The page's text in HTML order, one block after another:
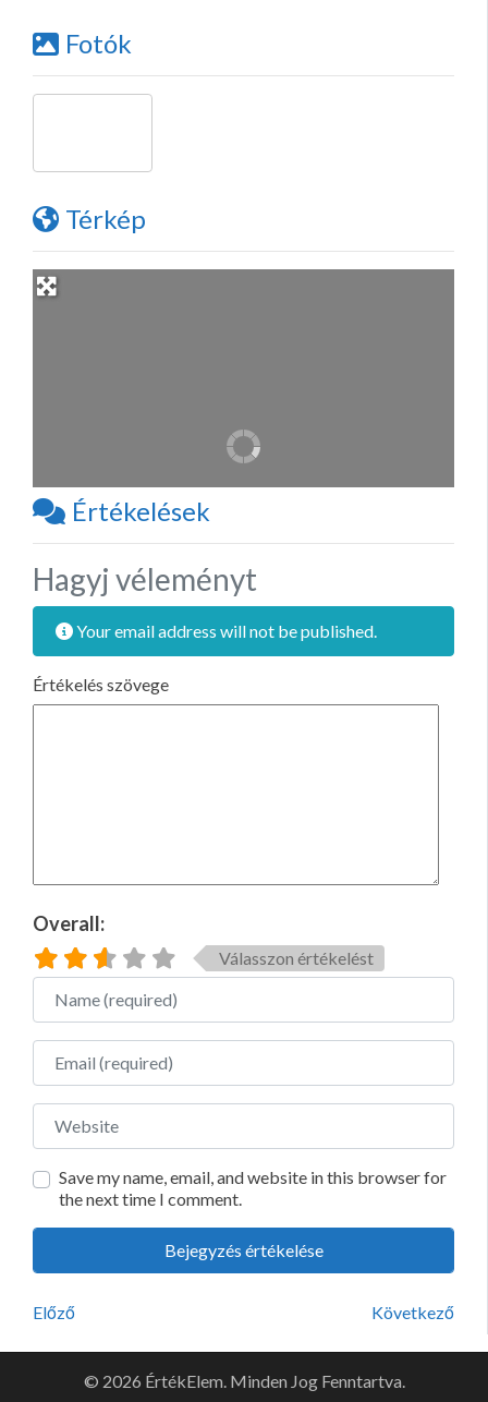
Fotók
Térkép
Értékelések
Hagyj véleményt
Your email address will not be published.
Értékelés szövege
Overall:
Válasszon értékelést
Name
Email
Website
Save my name, email, and website in this browser for
the next time I comment.
Előző Következő
© 2026 ÉrtékElem. Minden Jog Fenntartva.